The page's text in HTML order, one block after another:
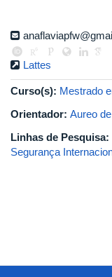
Lattes
Curso(s): Mestrado
Orientador: Aureo
Linhas de Pesquisa:
Segurança